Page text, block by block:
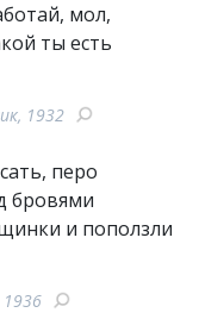
мол,
ты есть
1932
перо
бровями
и поползли